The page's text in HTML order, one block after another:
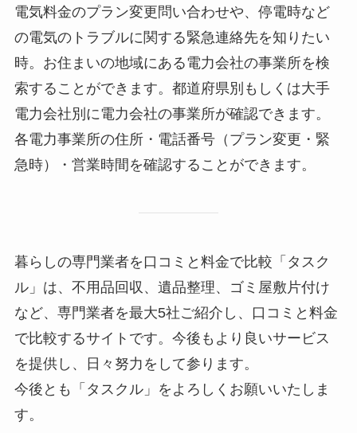
電気料金のプラン変更問い合わせや、停電時など
の電気のトラブルに関する緊急連絡先を知りたい
時。お住まいの地域にある電力会社の事業所を検
索することができます。都道府県別もしくは大手
電力会社別に電力会社の事業所が確認できます。
各電力事業所の住所・電話番号（プラン変更・緊
急時）・営業時間を確認することができます。
暮らしの専門業者を口コミと料金で比較「タスク
ル」は、不用品回収、遺品整理、ゴミ屋敷片付け
など、専門業者を最大5社ご紹介し、口コミと料金
で比較するサイトです。今後もより良いサービス
を提供し、日々努力をして参ります。
今後とも「タスクル」をよろしくお願いいたしま
す。